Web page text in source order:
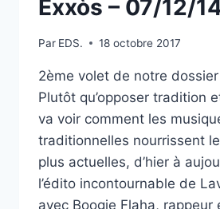
Exxòs – 07/12/
Par EDS. 18 octobre 2017
2ème volet de notre
Plutôt qu’opposer tradition
va voir comment les
traditionnelles nourrissent
plus actuelles, d’hier à
l’édito incontournable de
avec Boogie Flaha, rappeur